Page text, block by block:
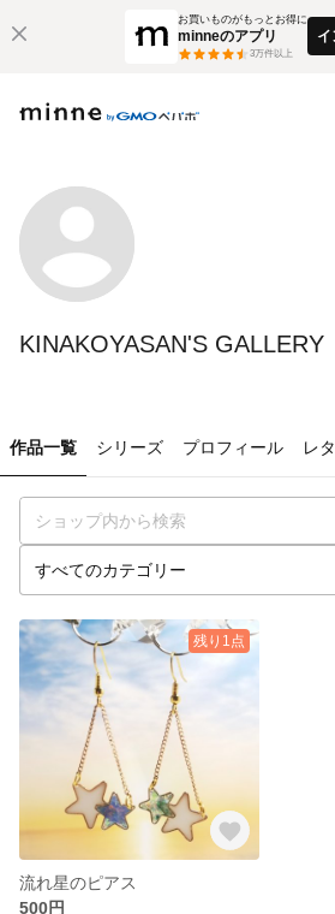
お買いものがもっとお得に
minneのアプリ
3万件以上
イ
KINAKOYASAN'S GALLERY
作品一覧 シリーズ プロフィール レ
残り1点
流れ星のピアス
500円